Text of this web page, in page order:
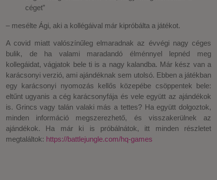
céget”
– mesélte Ági, aki a kollégáival már kipróbálta a játékot.
A covid miatt valószínűleg elmaradnak az évvégi nagy céges
bulik, de ha valami maradandó élménnyel lepnéd meg
kollegáidat, vágjatok bele ti is a nagy kalandba. Már kész van a
karácsonyi verzió, ami ajándéknak sem utolsó. Ebben a játékban
egy karácsonyi nyomozás kellős közepébe csöppentek bele:
eltűnt ugyanis a cég karácsonyfája és vele együtt az ajándékok
is. Grincs vagy talán valaki más a tettes? Ha együtt dolgoztok,
minden információ megszerezhető, és visszakerülnek az
ajándékok. Ha már ki is próbálnátok, itt minden részletet
megtaláltok: https://battlejungle.com/hq-games